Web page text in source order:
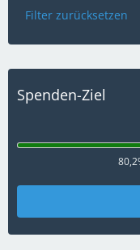
Filter zurücksetzen
Spenden-Ziel